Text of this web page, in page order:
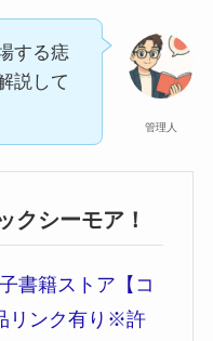
管理人
する痣
説して
クシーモア！